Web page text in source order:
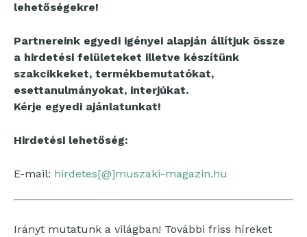
lehetőségekre!
Partnereink egyedi igényei alapján állítjuk össze
a hirdetési felületeket illetve készítünk
szakcikkeket, termékbemutatókat,
esettanulmányokat, interjúkat.
Kérje egyedi ajánlatunkat!
Hirdetési lehetőség:
E-mail: hirdetes[@]muszaki-magazin.hu
Irányt mutatunk a világban! További friss híreket